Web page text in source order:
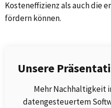
Kosteneffizienz als auch die
fördern können.
Unsere
Mehr Nachhaltigkeit
datengesteuertem